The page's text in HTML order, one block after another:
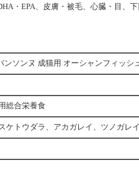
・EPA、皮膚・被毛、心臓・目、
ンソンヌ 成猫用 オーシャンフィッシュ
総合栄養食
ケトウダラ、アカガレイ、ツノガレイ